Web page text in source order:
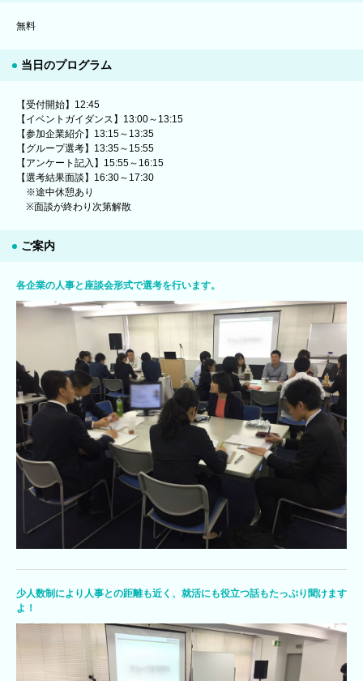
無料
当日のプログラム
【受付開始】12:45
【イベントガイダンス】13:00～13:15
【参加企業紹介】13:15～13:35
【グループ選考】13:35～15:55
【アンケート記入】15:55～16:15
【選考結果面談】16:30～17:30
※途中休憩あり
※面談が終わり次第解散
ご案内
各企業の人事と座談会形式で選考を行います。
少人数制により人事との距離も近く、就活にも役立つ話もたっぷり聞けます
よ！